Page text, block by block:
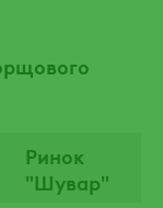
Ринок
"Шувар"